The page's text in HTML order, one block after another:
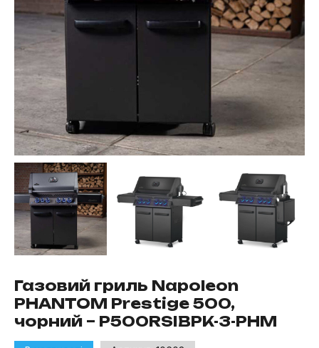
Газовий гриль Napoleon
PHANTOM Prestige 500,
чорний – P500RSIBPK-3-PHM